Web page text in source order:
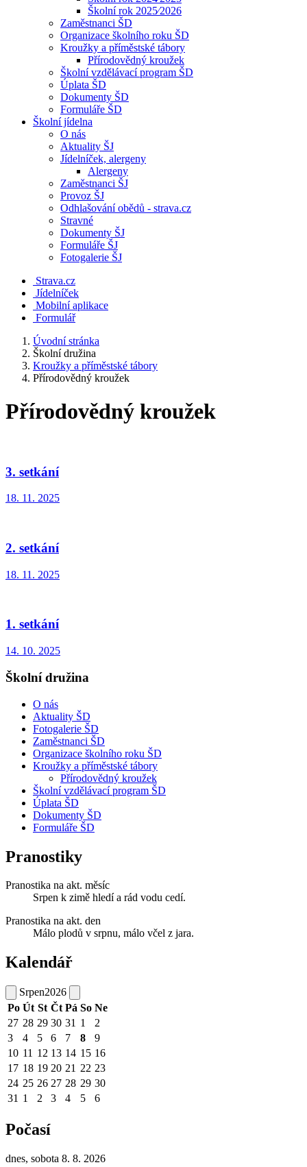
Školní rok 2025⁄2026
Zaměstnanci ŠD
Organizace školního roku ŠD
Kroužky a příměstské tábory
Přírodovědný kroužek
Školní vzdělávací program ŠD
Úplata ŠD
Dokumenty ŠD
Formuláře ŠD
Školní jídelna
O nás
Aktuality ŠJ
Jídelníček, alergeny
Alergeny
Zaměstnanci ŠJ
Provoz ŠJ
Odhlašování obědů - strava.cz
Stravné
Dokumenty ŠJ
Formuláře ŠJ
Fotogalerie ŠJ
Strava.cz
Jídelníček
Mobilní aplikace
Formulář
Úvodní stránka
Školní družina
Kroužky a příměstské tábory
Přírodovědný kroužek
Přírodovědný kroužek
3. setkání
18. 11. 2025
2. setkání
18. 11. 2025
1. setkání
14. 10. 2025
Školní družina
O nás
Aktuality ŠD
Fotogalerie ŠD
Zaměstnanci ŠD
Organizace školního roku ŠD
Kroužky a příměstské tábory
Přírodovědný kroužek
Školní vzdělávací program ŠD
Úplata ŠD
Dokumenty ŠD
Formuláře ŠD
Pranostiky
Pranostika na akt. měsíc
Srpen k zimě hledí a rád vodu cedí.
Pranostika na akt. den
Málo plodů v srpnu, málo včel z jara.
Kalendář
Srpen2026
Po Út St Čt Pá So Ne
27 28 29 30 31 1
2
3
4 5 6 7 8
9
10 11 12 13 14 15 16
17 18 19 20 21 22 23
24 25 26 27 28 29 30
31 1 2 3 4 5 6
Počasí
dnes, sobota 8. 8. 2026